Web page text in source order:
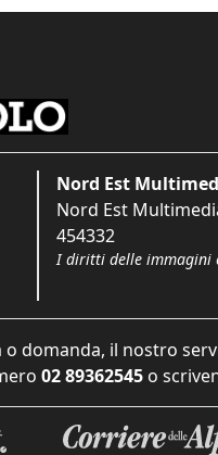
Nord Est
Nord Est
454332
I diritti delle immagini
o domanda, il nostro
02 89362545 o